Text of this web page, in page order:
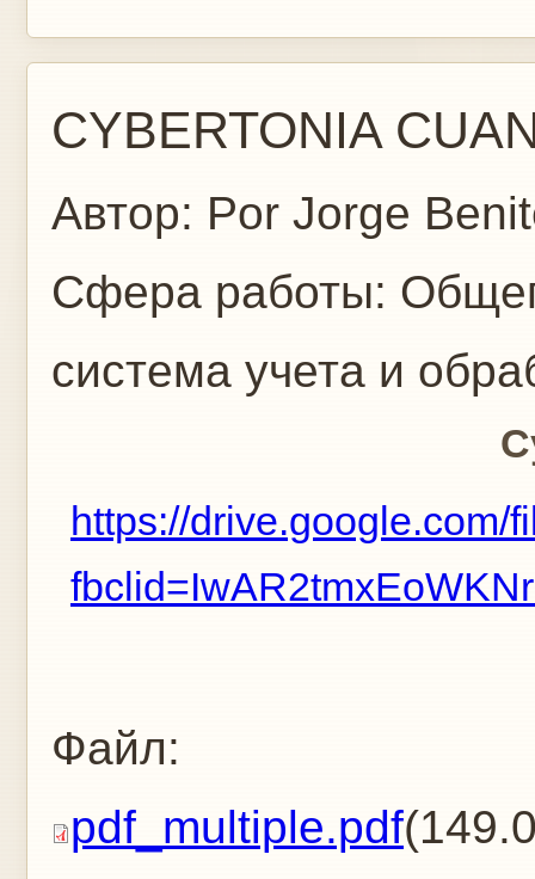
CYBERTONIA
Автор: Por Jorge
Сфера работы:
система учета и
Cybertonia
https://drive.google.com/
Файл:
pdf_multiple.pdf